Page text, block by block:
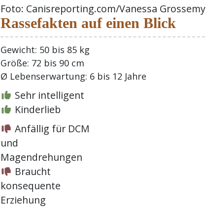
Foto: Canisreporting.com/Vanessa Grossemy
Rassefakten auf einen Blick
Gewicht: 50 bis 85 kg
Größe: 72 bis 90 cm
Ø Lebenserwartung: 6 bis 12 Jahre
Sehr intelligent
Kinderlieb
Anfällig für DCM
und
Magendrehungen
Braucht
konsequente
Erziehung